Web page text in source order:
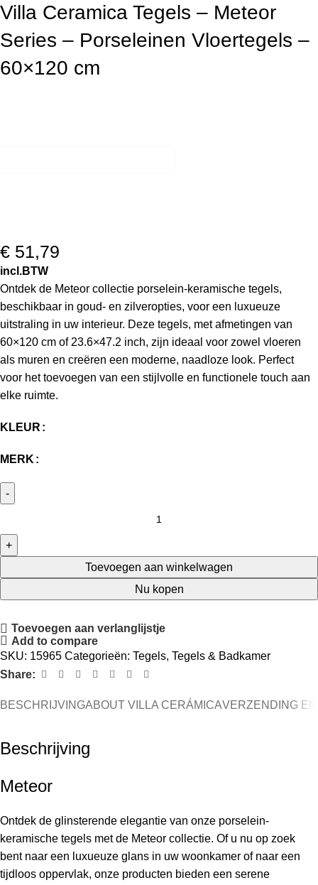
Villa Ceramica Tegels – Meteor
Series – Porseleinen Vloertegels –
60×120 cm
€ 51,79
incl.BTW
Ontdek de Meteor collectie porselein-keramische tegels,
beschikbaar in goud- en zilveropties, voor een luxueuze
uitstraling in uw interieur. Deze tegels, met afmetingen van
60×120 cm of 23.6×47.2 inch, zijn ideaal voor zowel vloeren
als muren en creëren een moderne, naadloze look. Perfect
voor het toevoegen van een stijlvolle en functionele touch aan
elke ruimte.
KLEUR
MERK
Toevoegen aan winkelwagen
Nu kopen
Toevoegen aan verlanglijstje
Add to compare
SKU: 15965 Categorieën: Tegels, Tegels & Badkamer
Share:
BESCHRIJVINGABOUT VILLA CERÁMICAVERZENDING
Beschrijving
Meteor
Ontdek de glinsterende elegantie van onze porselein-
keramische tegels met de Meteor collectie. Of u nu op zoek
bent naar een luxueuze glans in uw woonkamer of naar een
tijdloos oppervlak, onze producten bieden een serene